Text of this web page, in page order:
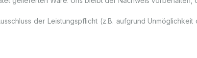
der Leistungspflicht (z.B. aufgrund